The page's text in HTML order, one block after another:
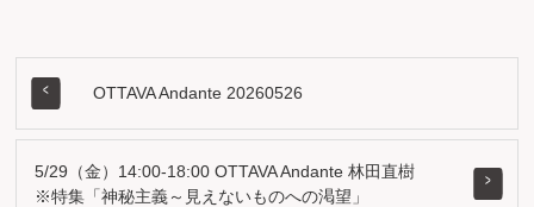
OTTAVA Andante 20260526
5/29（金）14:00-18:00 OTTAVA Andante 林田直樹
※特集「神秘主義～見えないものへの渇望」